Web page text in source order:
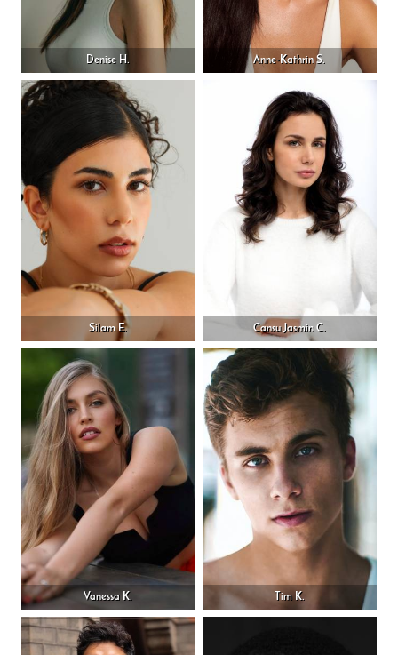
Denise H. Anne-Kathrin S.
Silam E. Cansu Jasmin C.
Vanessa K. Tim K.